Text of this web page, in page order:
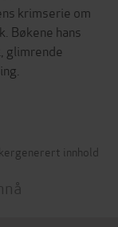
krimserie om
Bøkene hans
glimrende
innhold